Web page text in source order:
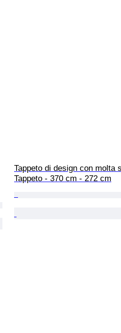
Tappeto di design con molta
Tappeto - 370 cm - 272 cm